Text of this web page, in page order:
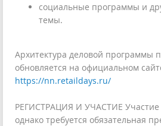
социальные программы и
темы.
Архитектура деловой программы
обновляется на официальном
https://nn.retaildays.ru/
РЕГИСТРАЦИЯ И УЧАСТИЕ Участие
однако требуется обязательная